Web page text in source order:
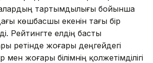
тартымдылығы бойынша
көшбасшы екенін тағы бір
Рейтингте елдің басты
ретінде жоғары деңгейдегі
жоғары білімнің қолжетімділігі